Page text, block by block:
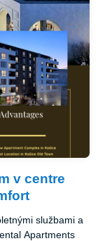
v centre
službami a
Apartments